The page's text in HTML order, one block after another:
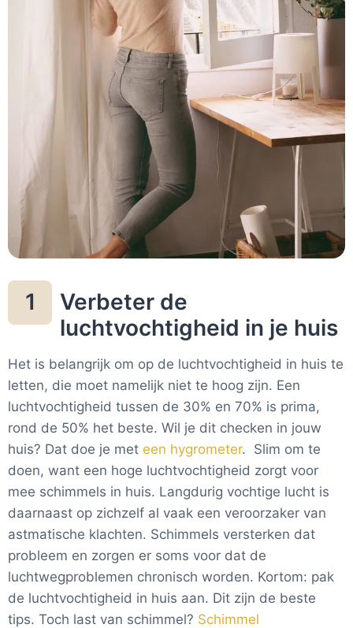
1
Verbeter de
luchtvochtigheid in je huis
Het is belangrijk om op de luchtvochtigheid in huis te
letten, die moet namelijk niet te hoog zijn. Een
luchtvochtigheid tussen de 30% en 70% is prima,
rond de 50% het beste. Wil je dit checken in jouw
huis? Dat doe je met een hygrometer. Slim om te
doen, want een hoge luchtvochtigheid zorgt voor
mee schimmels in huis. Langdurig vochtige lucht is
daarnaast op zichzelf al vaak een veroorzaker van
astmatische klachten. Schimmels versterken dat
probleem en zorgen er soms voor dat de
luchtwegproblemen chronisch worden. Kortom: pak
de luchtvochtigheid in huis aan. Dit zijn de beste
tips. Toch last van schimmel? Schimmel